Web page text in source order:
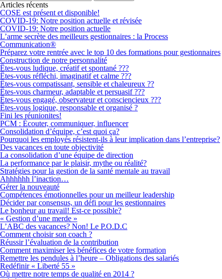
Articles récents
COSE est présent et disponible!
COVID-19: Notre position actuelle et révisée
COVID-19: Notre position actuelle
L’arme secrète des meilleurs gestionnaires : la Process
Communication®
Préparez votre rentrée avec le top 10 des formations pour gestionnaires
Construction de notre personnalité
Êtes-vous ludique, créatif et spontané ???
Êtes-vous réfléchi, imaginatif et calme ???
Êtes-vous compatissant, sensible et chaleureux ??
Êtes-vous charmeur, adaptable et persuasif ???
Êtes-vous engagé, observateur et consciencieux ???
Êtes-vous logique, responsable et organisé ?
Fini les réunionites!
PCM : Écouter, communiquer, influencer
Consolidation d’équipe, c’est quoi ça?
Pourquoi les employés résistent-ils à leur implication dans l’entreprise?
Des vacances en toute objectivité
La consolidation d’une équipe de direction
La performance par le plaisir, mythe ou réalité?
Stratégies pour la gestion de la santé mentale au travail
Ahhhhhh l’inaction…
Gérer la nouveauté
Compétences émotionnelles pour un meilleur leadership
Décider par consensus, un défi pour les gestionnaires
Le bonheur au travail! Est-ce possible?
« Gestion d’une merde »
L’ABC des vacances? Non! Le P.O.D.C
Comment choisir son coach ?
Réussir l’évaluation de la contribution
Comment maximiser les bénéfices de votre formation
Remettre les pendules à l’heure – Obligations des salariés
Redéfinir « Liberté 55 »
Où mettre notre temps de qualité en 2014 ?